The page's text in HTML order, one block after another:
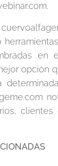
en
opción
clientes